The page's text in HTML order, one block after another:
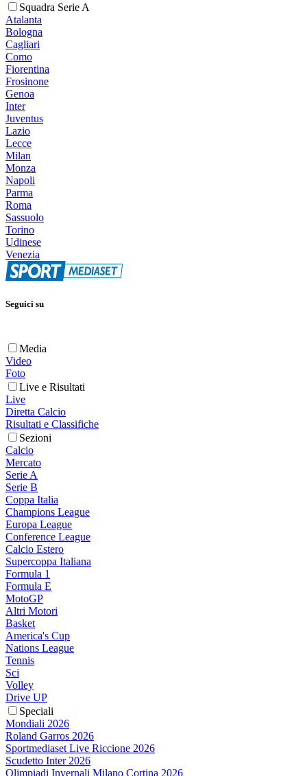
Squadra Serie A
Atalanta
Bologna
Cagliari
Como
Fiorentina
Frosinone
Genoa
Inter
Juventus
Lazio
Lecce
Milan
Monza
Napoli
Parma
Roma
Sassuolo
Torino
Udinese
Venezia
Seguici su
Media
Video
Foto
Live e Risultati
Live
Diretta Calcio
Risultati e Classifiche
Sezioni
Calcio
Mercato
Serie A
Serie B
Coppa Italia
Champions League
Europa League
Conference League
Calcio Estero
Supercoppa Italiana
Formula 1
Formula E
MotoGP
Altri Motori
Basket
America's Cup
Nations League
Tennis
Sci
Volley
Drive UP
Speciali
Mondiali 2026
Roland Garros 2026
Sportmediaset Live Riccione 2026
Scudetto Inter 2026
Olimpiadi Invernali Milano Cortina 2026